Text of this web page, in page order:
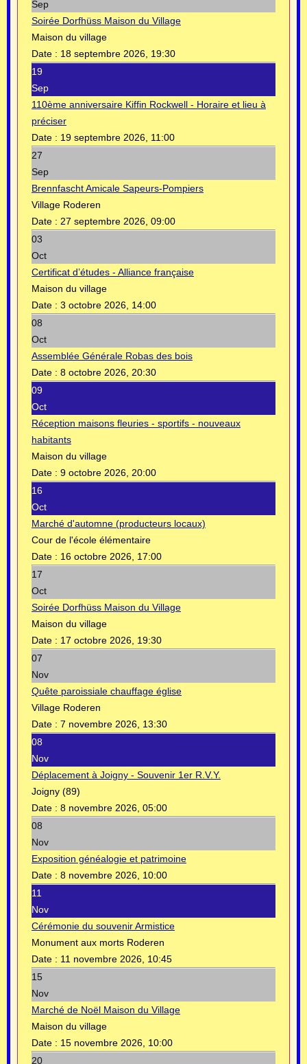
Sep
Soirée Dorfhüss Maison du Village
Maison du village
Date : 18 septembre 2026, 19:30
19
Sep
110ème anniversaire Kiffin Rockwell - Horaire et lieu à
préciser
Date : 19 septembre 2026, 11:00
27
Sep
Brennfascht Amicale Sapeurs-Pompiers
Village Roderen
Date : 27 septembre 2026, 09:00
03
Oct
Certificat d’études - Alliance française
Maison du village
Date : 3 octobre 2026, 14:00
08
Oct
Assemblée Générale Robas des bois
Date : 8 octobre 2026, 20:30
09
Oct
Réception maisons fleuries - sportifs - nouveaux
habitants
Maison du village
Date : 9 octobre 2026, 20:00
16
Oct
Marché d'automne (producteurs locaux)
Cour de l'école élémentaire
Date : 16 octobre 2026, 17:00
17
Oct
Soirée Dorfhüss Maison du Village
Maison du village
Date : 17 octobre 2026, 19:30
07
Nov
Quête paroissiale chauffage église
Village Roderen
Date : 7 novembre 2026, 13:30
08
Nov
Déplacement à Joigny - Souvenir 1er R.V.Y.
Joigny (89)
Date : 8 novembre 2026, 05:00
08
Nov
Exposition généalogie et patrimoine
Date : 8 novembre 2026, 10:00
11
Nov
Cérémonie du souvenir Armistice
Monument aux morts Roderen
Date : 11 novembre 2026, 10:45
15
Nov
Marché de Noël Maison du Village
Maison du village
Date : 15 novembre 2026, 10:00
20